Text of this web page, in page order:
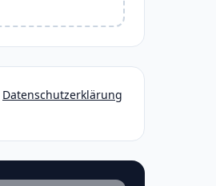
Datenschutzerklärung